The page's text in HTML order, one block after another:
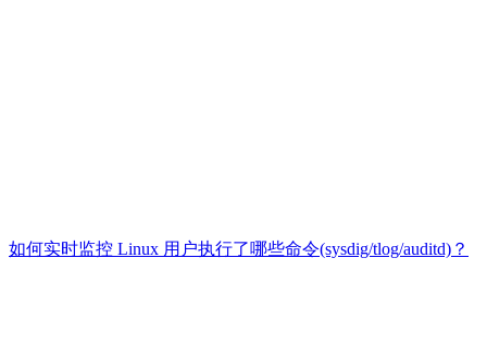
如何实时监控 Linux 用户执行了哪些命令(sysdig/tlog/auditd)？